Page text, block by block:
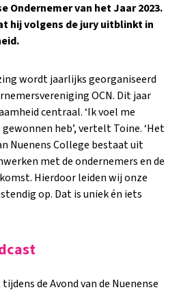
Ondernemer van het Jaar 2023.
hij volgens de jury uitblinkt in
wordt jaarlijks georganiseerd
OCN. Dit jaar
centraal. ‘Ik voel me
heb’, vertelt Toine. ‘Het
Nuenens College bestaat uit
met de ondernemers en de
Hierdoor leiden wij onze
op. Dat is uniek én iets
de Avond van de Nuenense